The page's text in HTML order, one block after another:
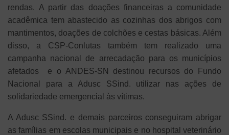
rendas. A partir das doações financeiras a comunidade
acadêmica tem abastecido as cozinhas dos abrigos com
mantimentos, doações de colchões e cestas básicas. Além
disso, a CSP-Conlutas também tem realizado uma
campanha nacional de arrecadação para os municípios
afetados e o ANDES-SN destinou recursos do Fundo
Nacional para a Adusc SSind. utilizar nas ações de
solidariedade emergencial às vítimas.
A Adusc SSind. e demais parceiros conseguiram abrigar
as famílias em escolas municipais e no hospital veterinário